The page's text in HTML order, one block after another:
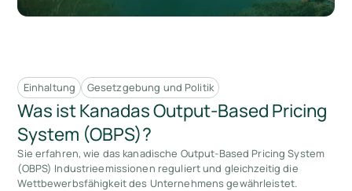
Einhaltung Gesetzgebung und Politik
Was ist Kanadas Output-Based Pricing
System (OBPS)?
Sie erfahren, wie das kanadische Output-Based Pricing System
(OBPS) Industrieemissionen reguliert und gleichzeitig die
Wettbewerbsfähigkeit des Unternehmens gewährleistet.